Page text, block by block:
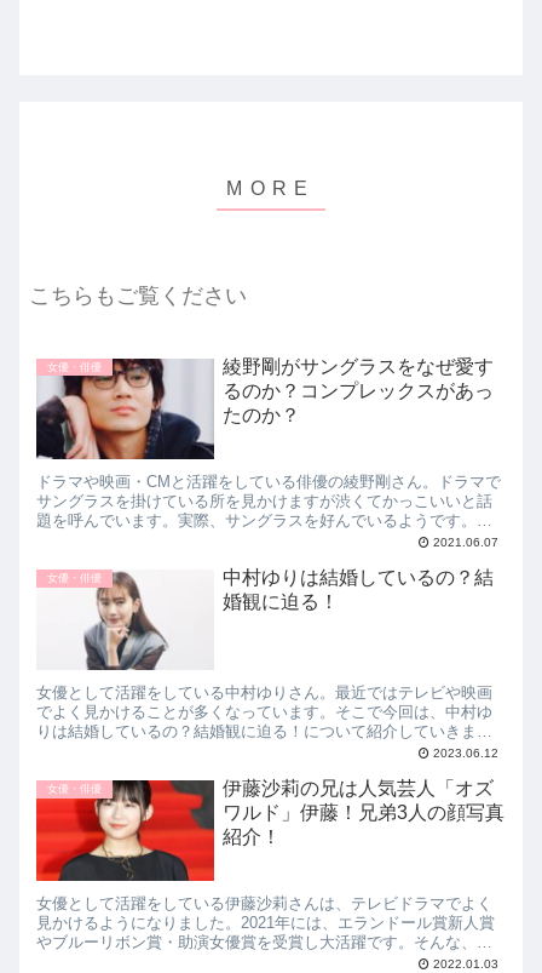
こちらもご覧ください
女優・俳優
綾野剛がサングラスをなぜ愛す
るのか？コンプレックスがあっ
たのか？
ドラマや映画・CMと活躍をしている俳優の綾野剛さん。ドラマで
サングラスを掛けている所を見かけますが渋くてかっこいいと話
題を呼んでいます。実際、サングラスを好んでいるようです。今
回は、綾野剛がサングラスをなぜ愛するのか？コンプレックスが
2021.06.07
女優・俳優
中村ゆりは結婚しているの？結
婚観に迫る！
女優として活躍をしている中村ゆりさん。最近ではテレビや映画
でよく見かけることが多くなっています。そこで今回は、中村ゆ
りは結婚しているの？結婚観に迫る！について紹介していきま
2023.06.12
女優・俳優
伊藤沙莉の兄は人気芸人「オズ
ワルド」伊藤！兄弟3人の顔写真
紹介！
女優として活躍をしている伊藤沙莉さんは、テレビドラマでよく
見かけるようになりました。2021年には、エランドール賞新人賞
やブルーリボン賞・助演女優賞を受賞し大活躍です。そんな、伊
藤沙莉の兄は人気芸人「オズワルド」伊藤ということですが、実
2022.01.03